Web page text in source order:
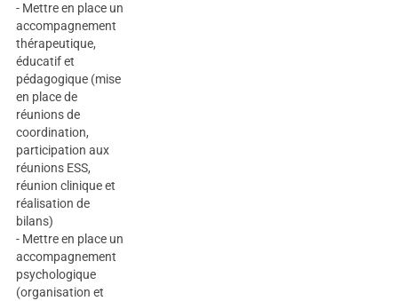
- Mettre en place un
accompagnement
thérapeutique,
éducatif et
pédagogique (mise
en place de
réunions de
coordination,
participation aux
réunions ESS,
réunion clinique et
réalisation de
bilans)
- Mettre en place un
accompagnement
psychologique
(organisation et